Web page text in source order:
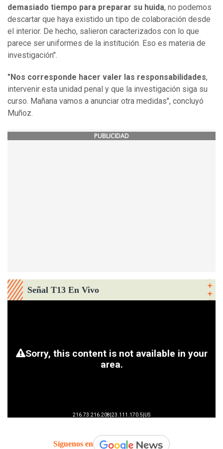
demasiado tiempo para preparar su huida, no podemos
descartar que haya existido un tipo de colaboración desde
el interior. De hecho, salieron caracterizados con lo que
parece ser uniformes de la institución. Eso es materia de
investigación".
"Nos corresponde hacer valer las responsabilidades,
intervenir esta unidad penal y que la investigación siga su
curso. Mañana vamos a anunciar otra medidas", concluyó
Muñoz.
PUBLICIDAD
Señal T13 En Vivo
Síguenos en